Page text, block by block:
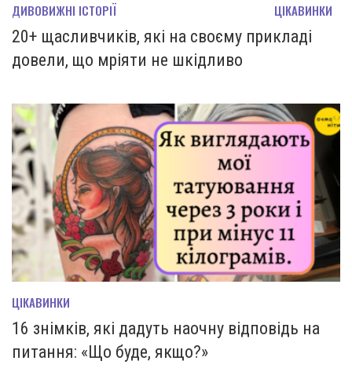
ДИВОВИЖНІ ІСТОРІЇ ЦІКАВИНКИ
20+ щасливчиків, які на своєму прикладі
довели, що мріяти не шкідливо
ЦІКАВИНКИ
16 знімків, які дадуть наочну відповідь на
питання: «Що буде, якщо?»